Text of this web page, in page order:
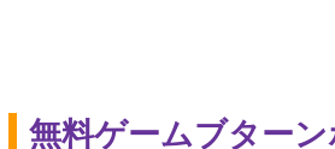
無料ゲームブター